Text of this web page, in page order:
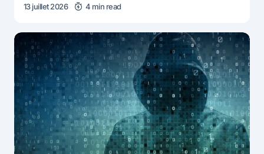
13 juillet 2026 4 min read